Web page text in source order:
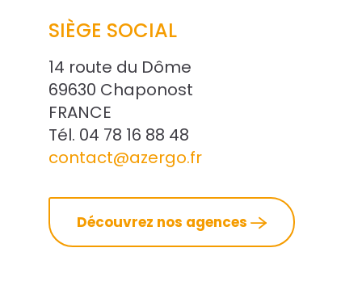
SIÈGE SOCIAL
14 route du Dôme
69630 Chaponost
FRANCE
Tél. 04 78 16 88 48
contact@azergo.fr
Découvrez nos agences